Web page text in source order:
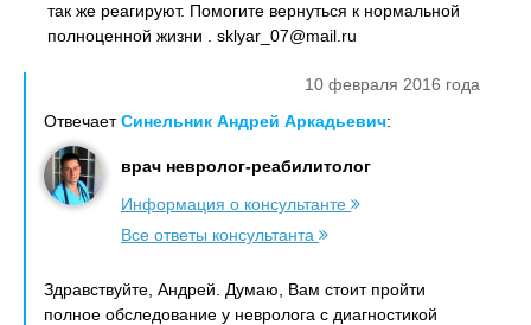
так же реагируют. Помогите вернуться к нормальной
полноценной жизни . sklyar_07@mail.ru
10 февраля 2016 года
ОтвечаетСинельник Андрей Аркадьевич:
врач невролог-реабилитолог
Информация о консультанте
Все ответы консультанта
Здравствуйте, Андрей. Думаю, Вам стоит пройти
полное обследование у невролога с диагностикой